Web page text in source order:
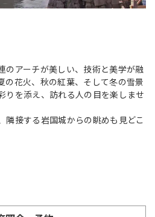
のアーチが美しい、技術と美学が融
の花火、秋の紅葉、そして冬の雪景
りを添え、訪れる人の目を楽しませ
隣接する岩国城からの眺めも見どこ